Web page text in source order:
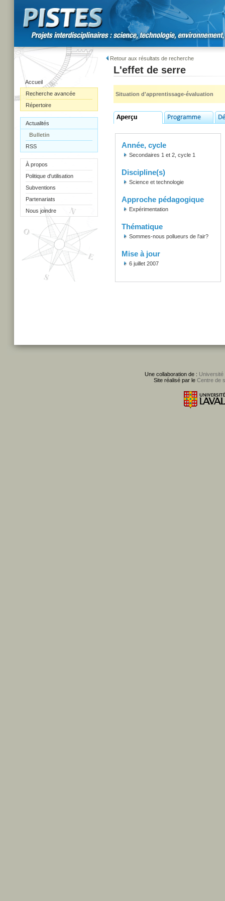
Accueil
Recherche avancée
Répertoire
Actualités
Bulletin
RSS
À propos
Politique d'utilisation
Subventions
Partenariats
Nous joindre
Retour aux résultats de recherche
L'effet de serre
Situation d'apprentissage-évaluation
Année, cycle
Secondaires 1 et 2, cycle 1
Discipline(s)
Science et technologie
Approche pédagogique
Expérimentation
Thématique
Sommes-nous pollueurs de l'air?
Mise à jour
6 juillet 2007
Une collaboration de : Université
Site réalisé par le Centre de